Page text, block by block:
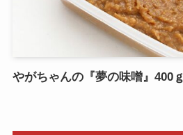
やがちゃんの『夢の味噌』400ｇ